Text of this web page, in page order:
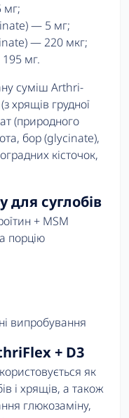
мг;
— 5 мг;
— 220 мкг;
мг.
суміш Arthri-
хрящів грудної
(природного
бор (glycinate),
кісточок,
для суглобів
+ MSM
порцію
випробування
+ D3
як
і хрящів, а також
глюкозаміну,